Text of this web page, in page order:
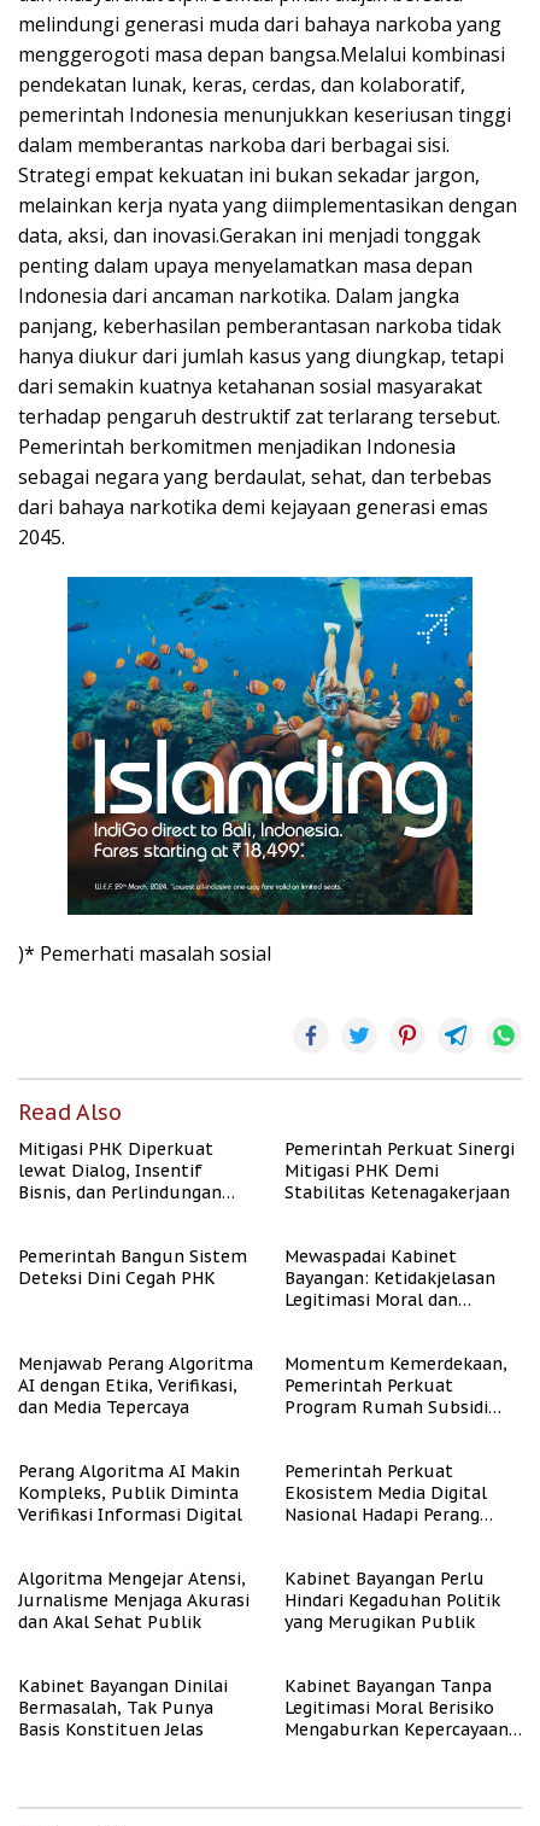
melindungi generasi muda dari bahaya narkoba yang
menggerogoti masa depan bangsa.Melalui kombinasi
pendekatan lunak, keras, cerdas, dan kolaboratif,
pemerintah Indonesia menunjukkan keseriusan tinggi
dalam memberantas narkoba dari berbagai sisi.
Strategi empat kekuatan ini bukan sekadar jargon,
melainkan kerja nyata yang diimplementasikan dengan
data, aksi, dan inovasi.Gerakan ini menjadi tonggak
penting dalam upaya menyelamatkan masa depan
Indonesia dari ancaman narkotika. Dalam jangka
panjang, keberhasilan pemberantasan narkoba tidak
hanya diukur dari jumlah kasus yang diungkap, tetapi
dari semakin kuatnya ketahanan sosial masyarakat
terhadap pengaruh destruktif zat terlarang tersebut.
Pemerintah berkomitmen menjadikan Indonesia
sebagai negara yang berdaulat, sehat, dan terbebas
dari bahaya narkotika demi kejayaan generasi emas
2045.
)* Pemerhati masalah sosial
Read Also
Mitigasi PHK Diperkuat
lewat Dialog, Insentif
Bisnis, dan Perlindungan
Pemerintah Perkuat Sinergi
Mitigasi PHK Demi
Stabilitas Ketenagakerjaan
Pemerintah Bangun Sistem
Deteksi Dini Cegah PHK
Mewaspadai Kabinet
Bayangan: Ketidakjelasan
Legitimasi Moral dan
Menjawab Perang Algoritma
AI dengan Etika, Verifikasi,
dan Media Tepercaya
Momentum Kemerdekaan,
Pemerintah Perkuat
Program Rumah Subsidi
Perang Algoritma AI Makin
Kompleks, Publik Diminta
Verifikasi Informasi Digital
Pemerintah Perkuat
Ekosistem Media Digital
Nasional Hadapi Perang
Algoritma Mengejar Atensi,
Jurnalisme Menjaga Akurasi
dan Akal Sehat Publik
Kabinet Bayangan Perlu
Hindari Kegaduhan Politik
yang Merugikan Publik
Kabinet Bayangan Dinilai
Bermasalah, Tak Punya
Basis Konstituen Jelas
Kabinet Bayangan Tanpa
Legitimasi Moral Berisiko
Mengaburkan Kepercayaan